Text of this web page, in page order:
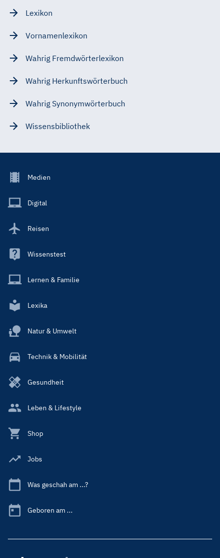
Lexikon
Vornamenlexikon
Wahrig Fremdwörterlexikon
Wahrig Herkunftswörterbuch
Wahrig Synonymwörterbuch
Wissensbibliothek
Footer
Main
Medien
Digital
Reisen
Wissenstest
Lernen & Familie
Lexika
Natur & Umwelt
Technik & Mobilität
Gesundheit
Leben & Lifestyle
Shop
Jobs
Was geschah am ...?
Geboren am ...